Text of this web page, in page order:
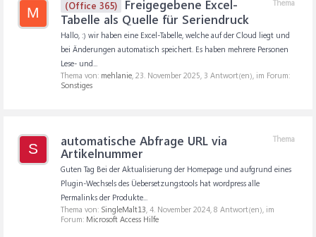
M
Thema
(Office 365)
Freigegebene Excel-
Tabelle als Quelle für Seriendruck
Hallo, :) wir haben eine Excel-Tabelle, welche auf der Cloud liegt und
bei Änderungen automatisch speichert. Es haben mehrere Personen
Lese- und...
Thema von: mehlanie, 23. November 2025, 3 Antwort(en), im Forum:
Sonstiges
S
Thema
automatische Abfrage URL via
Artikelnummer
Guten Tag Bei der Aktualisierung der Homepage und aufgrund eines
Plugin-Wechsels des Üebersetzungstools hat wordpress alle
Permalinks der Produkte...
Thema von: SingleMalt13, 4. November 2024, 8 Antwort(en), im
Forum: Microsoft Access Hilfe